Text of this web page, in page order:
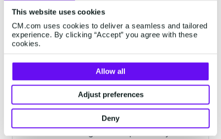
This website uses cookies
CM.com uses cookies to deliver a seamless and tailored
experience. By clicking “Accept” you agree with these
cookies.
Allow all
Adjust preferences
Deny
app
Voice
Bereik gebruikers met beperkt zicht of
die op moeilijk bereikbare plaatsen
wonen
E-mail vraagt minder persoonlijke